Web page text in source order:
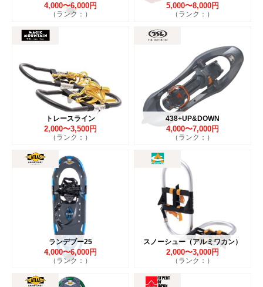
4,000〜6,000円
（ランク：）
5,000〜8,000円
（ランク：）
トレースライン
2,000〜3,500円
（ランク：）
438+UP&DOWN
4,000〜7,000円
（ランク：）
ランデブー25
4,000〜6,000円
（ランク：）
スノーシュー（アルミワカン）
2,000〜3,000円
（ランク：）